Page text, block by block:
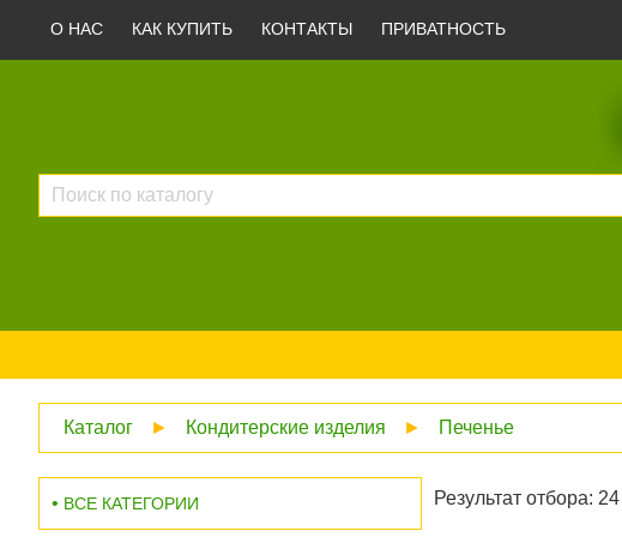
О НАС КАК КУПИТЬ КОНТАКТЫ ПРИВАТНОСТЬ
Каталог ► Кондитерские изделия ► Печенье
ВСЕ КАТЕГОРИИ Результат отбора: 24